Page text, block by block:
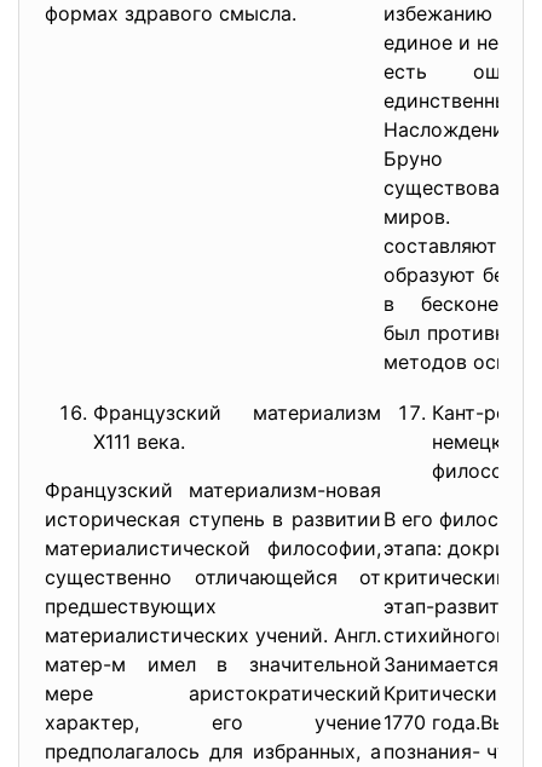
формах здравого смысла.
избежанию
единое и
есть
единственный
Наслождение –
Бруно
миров.
составляют
образуют
в
был
методов
Французский материализм
Х111 века.
Французский материализм-новая
историческая ступень в развитии
материалистической философии,
существенно отличающейся от
предшествующих
материалистических учений. Англ.
матер-м имел в значительной
мере аристократический
характер, его учение
предполагалось для избранных, а
Кант-
немецкой
философии
В его
этапа:
критический.
этап-развитие
Занимается
Критический
1770
познания-